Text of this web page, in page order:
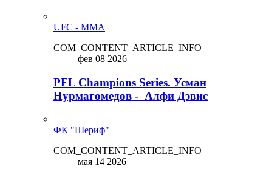
UFC - MMA
COM_CONTENT_ARTICLE_INFO
фев 08 2026
PFL Champions Series. Усман
Нурмагомедов - Алфи Дэвис
ФК "Шериф"
COM_CONTENT_ARTICLE_INFO
мая 14 2026